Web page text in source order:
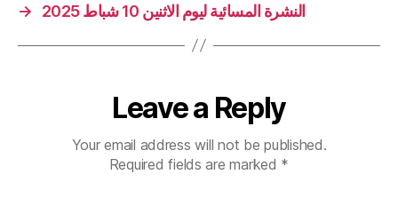
→
النشرة المسائية ليوم الاثنين 10 شباط 2025
Leave a Reply
Your email address will not be published.
Required fields are marked *